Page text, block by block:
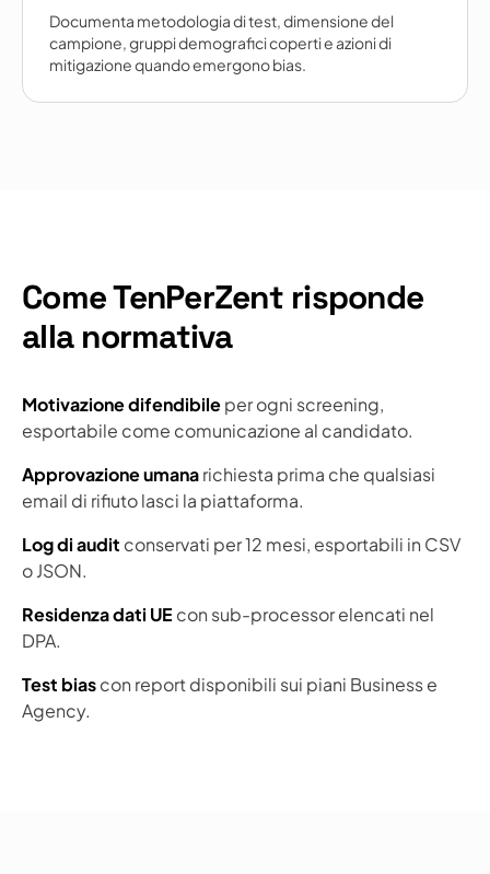
Documenta metodologia di test, dimensione del
campione, gruppi demografici coperti e azioni di
mitigazione quando emergono bias.
Come TenPerZent risponde
alla normativa
Motivazione difendibileper ogni screening,
esportabile come comunicazione al candidato.
Approvazione umanarichiesta prima che qualsiasi
email di rifiuto lasci la piattaforma.
Log di audit conservati per 12 mesi, esportabili in CSV
o JSON.
Residenza dati UE con sub-processor elencati nel
DPA.
Test biascon report disponibili sui piani Business e
Agency.